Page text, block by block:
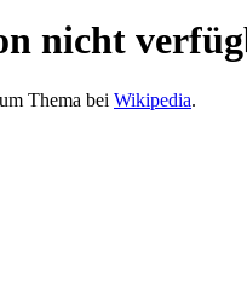
nicht
Thema bei Wikipedia.